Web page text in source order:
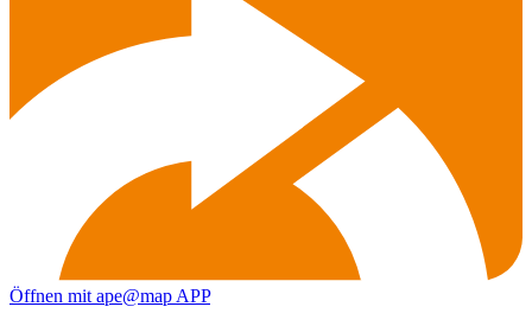
Öffnen mit ape@map APP